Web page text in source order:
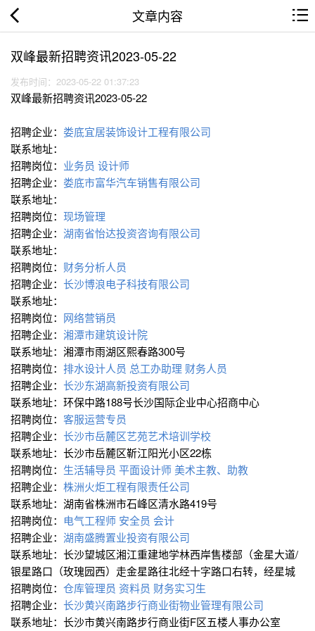
文章内容
双峰最新招聘资讯2023-05-22
发布时间：2023-05-22 01:37:23
双峰最新招聘资讯2023-05-22
招聘企业： 娄底宜居装饰设计工程有限公司
联系地址：
招聘岗位： 业务员 设计师
招聘企业： 娄底市富华汽车销售有限公司
联系地址：
招聘岗位： 现场管理
招聘企业： 湖南省怡达投资咨询有限公司
联系地址：
招聘岗位： 财务分析人员
招聘企业： 长沙博浪电子科技有限公司
联系地址：
招聘岗位： 网络营销员
招聘企业： 湘潭市建筑设计院
联系地址：湘潭市雨湖区熙春路300号
招聘岗位： 排水设计人员 总工办助理 财务人员
招聘企业： 长沙东湖高新投资有限公司
联系地址：环保中路188号长沙国际企业中心招商中心
招聘岗位： 客服运营专员
招聘企业： 长沙市岳麓区艺苑艺术培训学校
联系地址：长沙市岳麓区靳江阳光小区22栋
招聘岗位： 生活辅导员 平面设计师美术主教、助教
招聘企业： 株洲火炬工程有限责任公司
联系地址：湖南省株洲市石峰区清水路419号
招聘岗位： 电气工程师 安全员 会计
招聘企业： 湖南盛腾置业投资有限公司
联系地址：长沙望城区湘江重建地学林西岸售楼部（金星大道/
银星路口（玫瑰园西）走金星路往北经十字路口右转，经星城
招聘岗位： 仓库管理员 资料员 财务实习生
招聘企业： 长沙黄兴南路步行商业街物业管理有限公司
联系地址：长沙市黄兴南路步行商业街F区五楼人事办公室